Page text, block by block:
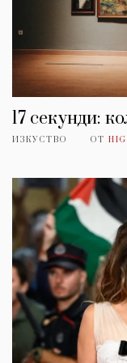
17 секунди:
ИЗКУСТВО ОТ